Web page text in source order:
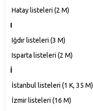
Hatay listeleri‎ (2 M)
I
Iğdır listeleri‎ (3 M)
Isparta listeleri‎ (2 M)
İ
İstanbul listeleri‎ (1 K, 35 M)
İzmir listeleri‎ (16 M)